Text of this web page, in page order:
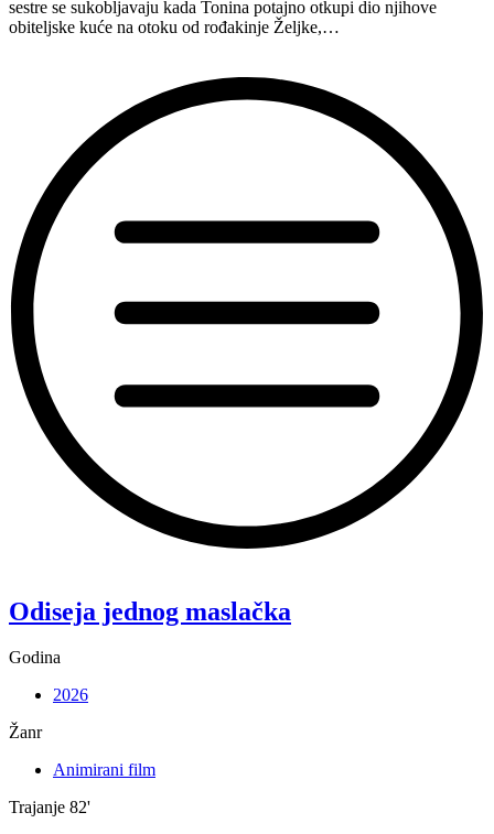
sestre se sukobljavaju kada Tonina potajno otkupi dio njihove
obiteljske kuće na otoku od rođakinje Željke,…
Odiseja jednog maslačka
Godina
2026
Žanr
Animirani film
Trajanje 82'